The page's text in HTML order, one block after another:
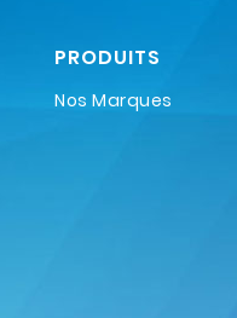
PRODUITS
Nos Marques